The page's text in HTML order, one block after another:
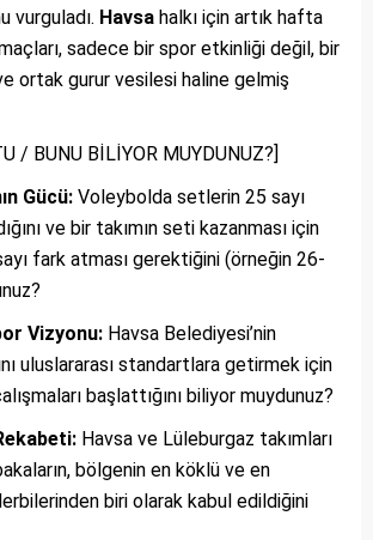
vurguladı. Havsa halkı için artık hafta
sadece bir spor etkinliği değil, bir
ortak gurur vesilesi haline gelmiş
/ BUNU BİLİYOR MUYDUNUZ?]
Gücü: Voleybolda setlerin 25 sayı
ve bir takımın seti kazanması için
fark atması gerektiğini (örneğin 26-
Vizyonu: Havsa Belediyesi’nin
uluslararası standartlara getirmek için
başlattığını biliyor muydunuz?
Havsa ve Lüleburgaz takımları
bölgenin en köklü ve en
biri olarak kabul edildiğini